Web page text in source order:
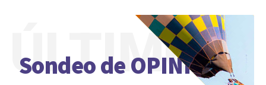
Sondeo de OPINIÓN
ÚLTIMO